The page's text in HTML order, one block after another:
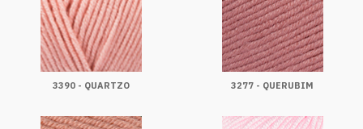
3390 - QUARTZO 3277 - QUERUBIM